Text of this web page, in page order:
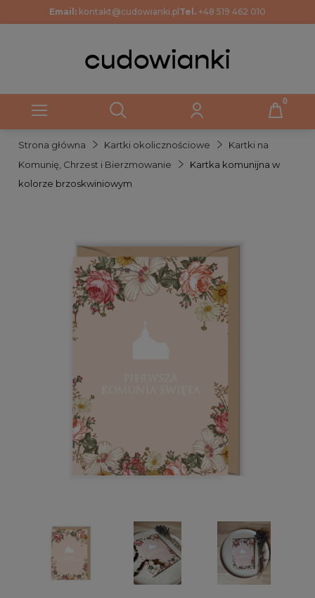
Email: kontakt@cudowianki.pl Tel. +48 519 462 010
Strona główna Kartki okolicznościowe
Kartki na
Komunię, Chrzest i Bierzmowanie
Kartka komunijna w
kolorze brzoskwiniowym